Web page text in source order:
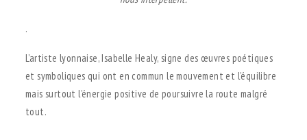
.
L’artiste lyonnaise, Isabelle Healy, signe des œuvres poétiques
et symboliques qui ont en commun le mouvement et l’équilibre
mais surtout l’énergie positive de poursuivre la route malgré
tout.